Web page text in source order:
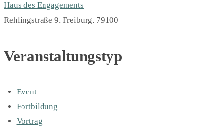
Haus des Engagements
Rehlingstraße 9, Freiburg, 79100
Veranstaltungstyp
Event
Fortbildung
Vortrag